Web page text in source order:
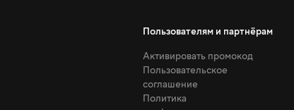
Пользователям и партнёрам
Активировать промокод
Пользовательское
соглашение
Политика